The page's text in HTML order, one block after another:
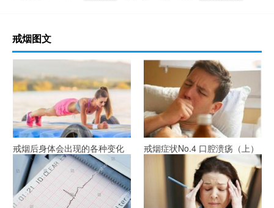
戒烟图文
戒烟后身体会出现的各种变化
(第20分钟开始)
戒烟症状No.4 口腔溃疡（上）